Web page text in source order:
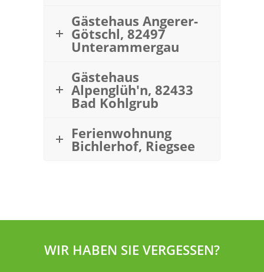
Gästehaus Angerer-
Götschl, 82497
Unterammergau
Gästehaus
Alpenglüh'n, 82433
Bad Kohlgrub
Ferienwohnung
Bichlerhof, Riegsee
WIR HABEN SIE VERGESSEN?